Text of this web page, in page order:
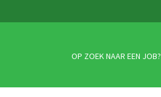
OP ZOEK NAAR EEN JOB?